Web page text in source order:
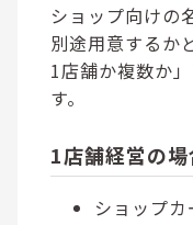
ショップ向けの
別途用意するか
1店舗か複数か
す。
1店舗経営の場
ショップ